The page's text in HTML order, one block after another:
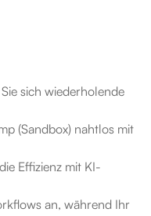
sich wiederholende
(Sandbox) nahtlos mit
Effizienz mit KI-
an, während Ihr